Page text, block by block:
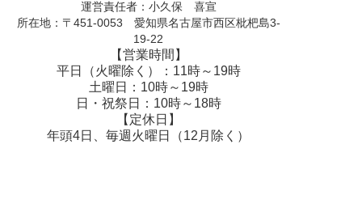
運営責任者：小久保 喜宣
所在地：〒451-0053 愛知県名古屋市西区枇杷島3-
19-22
【営業時間】
平日（火曜除く）：11時～19時
土曜日：10時～19時
日・祝祭日：10時～18時
【定休日】
年頭4日、毎週火曜日（12月除く）